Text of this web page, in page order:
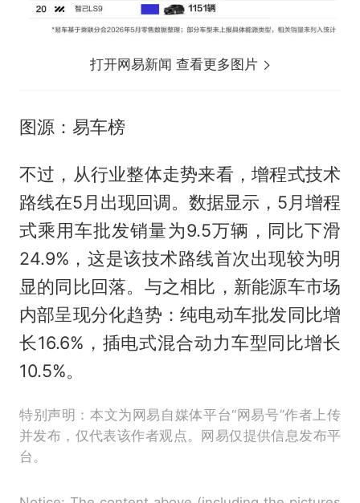
打开网易新闻 查看更多图片
图源：易车榜
不过，从行业整体走势来看，增程式技术
路线在5月出现回调。数据显示，5月增程
式乘用车批发销量为9.5万辆，同比下滑
24.9%，这是该技术路线首次出现较为明
显的同比回落。与之相比，新能源车市场
内部呈现分化趋势：纯电动车批发同比增
长16.6%，插电式混合动力车型同比增长
10.5%。
特别声明：本文为网易自媒体平台“网易号”作者上传
并发布，仅代表该作者观点。网易仅提供信息发布平
台。